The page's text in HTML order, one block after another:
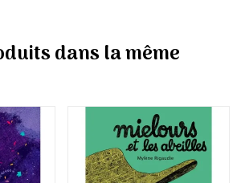
dans la même